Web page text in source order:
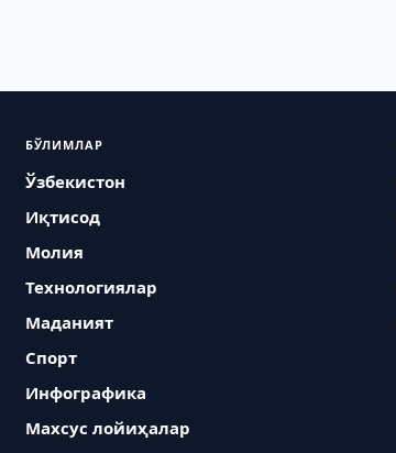
БЎЛИМЛАР
Ўзбекистон
Иқтисод
Молия
Технологиялар
Маданият
Спорт
Инфографика
Махсус лойиҳалар